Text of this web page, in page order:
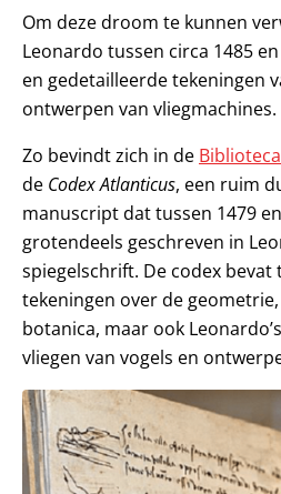
Om deze droom te kunnen
Leonardo tussen circa 1485
en gedetailleerde tekeningen
ontwerpen van vliegmachines.
Zo bevindt zich in de
de Codex Atlanticus, een ruim
manuscript dat tussen 1479
grotendeels geschreven in
spiegelschrift. De codex
tekeningen over de
botanica, maar ook
vliegen van vogels en